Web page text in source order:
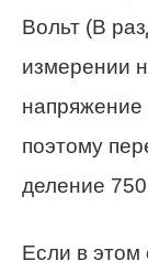
Вольт (В
измерении
напряжение
поэтому
деление
Если в этом